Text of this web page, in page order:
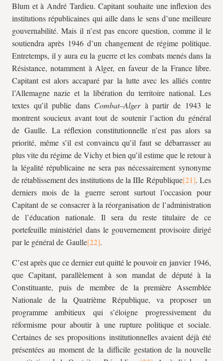
Blum et à André Tardieu. Capitant souhaite une inflexion des
institutions républicaines qui aille dans le sens d’une meilleure
gouvernabilité. Mais il n’est pas encore question, comme il le
soutiendra après 1946 d’un changement de régime politique.
Entretemps, il y aura eu la guerre et les combats menés dans la
Résistance, notamment à Alger, en faveur de la France libre.
Capitant est alors accaparé par la lutte avec les alliés contre
l’Allemagne nazie et la libération du territoire national. Les
textes qu’il publie dans Combat–Alger à partir de 1943 le
montrent soucieux avant tout de soutenir l’action du général
de Gaulle. La réflexion constitutionnelle n’est pas alors sa
priorité, même s’il est convaincu qu’il faut se débarrasser au
plus vite du régime de Vichy et bien qu’il estime que le retour à
la légalité républicaine ne sera pas nécessairement synonyme
de rétablissement des institutions de la IIIe République
. Les
derniers mois de la guerre seront surtout l’occasion pour
Capitant de se consacrer à la réorganisation de l’administration
de l’éducation nationale. Il sera du reste titulaire de ce
portefeuille ministériel dans le gouvernement provisoire dirigé
par le général de Gaulle
.
C’est après que ce dernier eut quitté le pouvoir en janvier 1946,
que Capitant, parallèlement à son mandat de député à la
Constituante, puis de membre de la première Assemblée
Nationale de la Quatrième République, va proposer un
programme ambitieux qui s’éloigne progressivement du
réformisme pour aboutir à une rupture politique et sociale.
Certaines de ses propositions institutionnelles avaient déjà été
présentées au moment de la difficile gestation de la nouvelle